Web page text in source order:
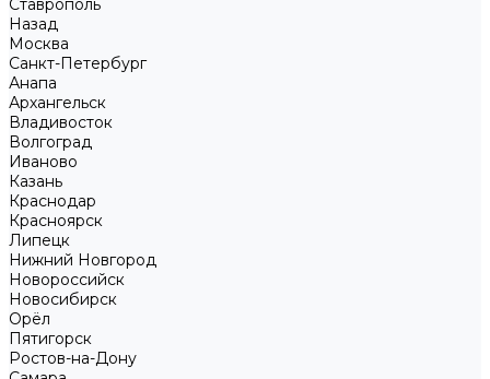
Ставрополь
Назад
Москва
Санкт-Петербург
Анапа
Архангельск
Владивосток
Волгоград
Иваново
Казань
Краснодар
Красноярск
Липецк
Нижний Новгород
Новороссийск
Новосибирск
Орёл
Пятигорск
Ростов-на-Дону